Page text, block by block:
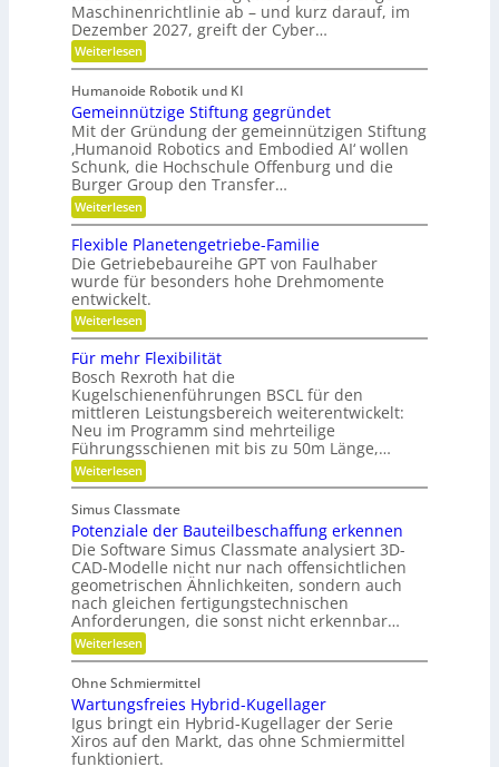
f
b
r
n
c
h
e
u
s
g
e
i
c
h
e
l
o
s
o
u
t
e
g
e
n
e
r
a
t
i
o
n
-
S
e
n
s
o
r
e
n
f
ü
r
R
o
b
o
t
e
r
g
r
e
e
r
Maschinenrichtlinie ab – und kurz darauf, im
Dezember 2027, greift der Cyber…
Weiterlesen:
Z
e
i
F
r
i
s
t
e
n
,
e
i
n
e
V
e
a
n
t
w
o
r
t
u
n
Humanoide Robotik und KI
Gemeinnützige Stiftung gegründet
Mit der Gründung der gemeinnützigen Stiftung
‚Humanoid Robotics and Embodied AI‘ wollen
Schunk, die Hochschule Offenburg und die
Burger Group den Transfer…
Weiterlesen:
G
e
m
e
i
n
n
ü
z
i
g
e
S
t
i
f
t
n
g
g
e
g
r
ü
n
d
e
Flexible Planetengetriebe-Familie
Die Getriebebaureihe GPT von Faulhaber
wurde für besonders hohe Drehmomente
entwickelt.
Weiterlesen:
F
e
x
i
b
l
e
P
l
a
n
t
e
n
g
e
t
r
i
e
b
e
-
F
a
m
Für mehr Flexibilität
Bosch Rexroth hat die
Kugelschienenführungen BSCL für den
mittleren Leistungsbereich weiterentwickelt:
Neu im Programm sind mehrteilige
Führungsschienen mit bis zu 50m Länge,…
Weiterlesen:
F
r
m
e
h
r
F
l
e
x
i
i
l
i
t
ä
Simus Classmate
Potenziale der Bauteilbeschaffung erkennen
Die Software Simus Classmate analysiert 3D-
CAD-Modelle nicht nur nach offensichtlichen
geometrischen Ähnlichkeiten, sondern auch
nach gleichen fertigungstechnischen
Anforderungen, die sonst nicht erkennbar…
Weiterlesen:
P
t
e
n
z
i
Ohne Schmiermittel
Wartungsfreies Hybrid-Kugellager
Igus bringt ein Hybrid-Kugellager der Serie
Xiros auf den Markt, das ohne Schmiermittel
funktioniert.